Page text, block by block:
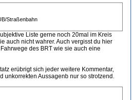
Straßenbahn
Liste gerne noch 20mal im Kreis
auch nicht wahrer. Auch vergisst du hier
des BRT wie sie auch eine
erübrigt sich jeder weitere Kommentar,
unkorrekten Aussagenb nur so strotzend.